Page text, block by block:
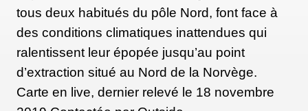
tous deux habitués du pôle Nord, font face à
des conditions climatiques inattendues qui
ralentissent leur épopée jusqu’au point
d’extraction situé au Nord de la Norvège.
Carte en live, dernier relevé le 18 novembre